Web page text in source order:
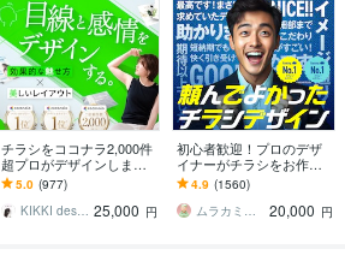
チラシをココナラ2,000件
超プロがデザインします
美しいレイアウト、目を
惹くビジュアルのフライ
ヤー・チラシ
5.0 (977)
KIKKI design 25,000 円
初心者歓迎！プロのデザ
イナーがチラシをお作り
します ココナラ初心者も
歓迎！企業から個人まで
高品質を安価でお届け！
4.9 (1560)
ムラカミラボ
20,000 円